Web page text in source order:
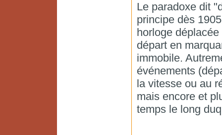
Le paradoxe dit
principe dès
horloge
départ en
immobile.
événements
la vitesse ou au
mais encore et
temps le long